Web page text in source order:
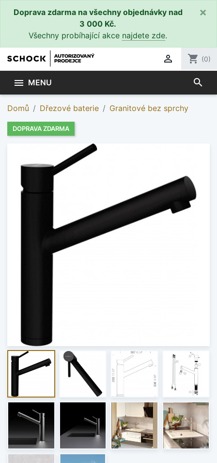
Doprava zdarma na všechny objednávky nad
3 000 Kč.
Všechny probíhající akce najdete zde.
×
 shopping_cart (0)
 MENU search
Domů Dřezové baterie Granitové bez sprchy
DOPRAVA ZDARMA